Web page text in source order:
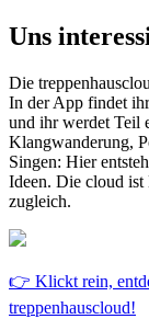
Uns
Die
In der App findet
und ihr werdet Teil
Klangwanderung,
Singen: Hier
Ideen. Die cloud
zugleich.
👉 Klickt rein,
treppenhauscloud!